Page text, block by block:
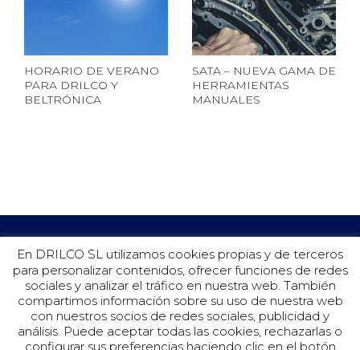
HORARIO DE VERANO
PARA DRILCO Y
BELTRÓNICA
SATA – NUEVA GAMA DE
HERRAMIENTAS
MANUALES
En DRILCO SL utilizamos cookies propias y de terceros
para personalizar contenidos, ofrecer funciones de redes
sociales y analizar el tráfico en nuestra web. También
compartimos información sobre su uso de nuestra web
con nuestros socios de redes sociales, publicidad y
análisis. Puede aceptar todas las cookies, rechazarlas o
configurar sus preferencias haciendo clic en el botón